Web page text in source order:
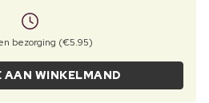
bezorging (€5.95)
AAN WINKELMAND